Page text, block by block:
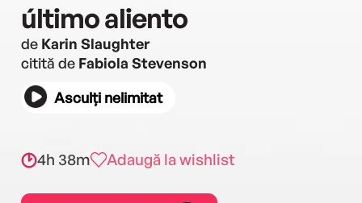
último aliento
de Karin Slaughter
citită de Fabiola Stevenson
Asculți nelimitat
4h 38m Adaugă la wishlist